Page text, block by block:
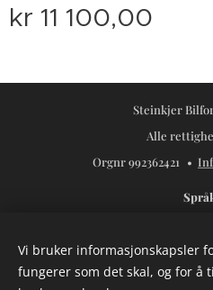
kr 11 100,00
Steinkjer
Alle
Orgnr 992362421
NOK kr
USD
Vi bruker informasjonskapsler
fungerer som det skal, og for å